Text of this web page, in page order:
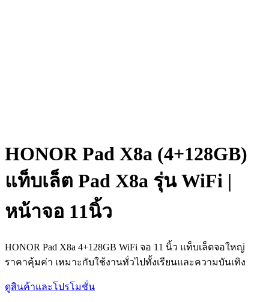
HONOR Pad X8a (4+128GB)
แท็บเล็ต Pad X8a รุ่น WiFi |
หน้าจอ 11นิ้ว
HONOR Pad X8a 4+128GB WiFi จอ 11 นิ้ว แท็บเล็ตจอใหญ่
ราคาคุ้มค่า เหมาะกับใช้งานทั่วไปทั้งเรียนและความบันเทิง
ดูสินค้าและโปรโมชั่น